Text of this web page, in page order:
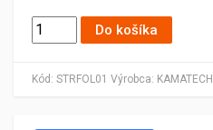
Kód: STRFOL01 Výrobca: KAMATECH
Do košíka